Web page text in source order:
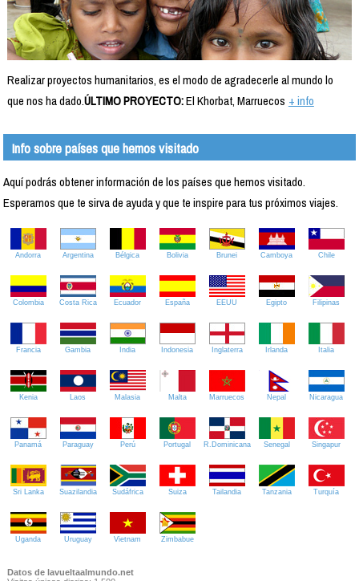
Realizar proyectos humanitarios, es el modo de agradecerle al mundo lo
que nos ha dado.ÚLTIMO PROYECTO:El Khorbat, Marruecos + info
Info sobre países que hemos visitado
Aquí podrás obtener información de los países que hemos visitado.
Esperamos que te sirva de ayuda y que te inspire para tus próximos viajes.
Andorra Argentina Bélgica Bolivia Brunei Camboya Chile
Colombia Costa Rica Ecuador España EEUU Egipto Filipinas
Francia Gambia India Indonesia Inglaterra Irlanda Italia
Kenia Laos Malasia Malta Marruecos Nepal Nicaragua
Panamá Paraguay Perú Portugal R.Dominicana Senegal Singapur
Sri Lanka Suazilandia Sudáfrica Suiza Tailandia Tanzania Turquía
Uganda Uruguay Vietnam Zimbabue
Datos de lavueltaalmundo.net